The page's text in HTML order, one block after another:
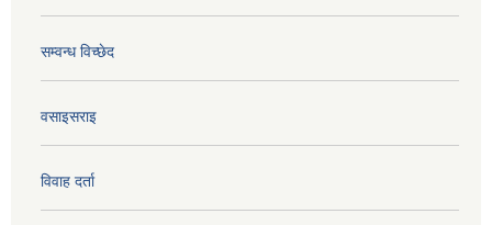
सम्वन्ध विच्छेद
वसाइसराइ
विवाह दर्ता